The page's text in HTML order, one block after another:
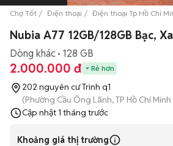
Chợ Tốt Điện thoại Điện thoại Tp Hồ Chí
Nubia A77 12GB/128GB Bạc,
Dòng khác 128 GB
2.000.000 đ Rẻ hơn
202 nguyên cư Trinh q1
(Phường Cầu Ông Lãnh, TP Hồ Chí Minh
Cập nhật1 tháng trước
Khoảng giá thị trường